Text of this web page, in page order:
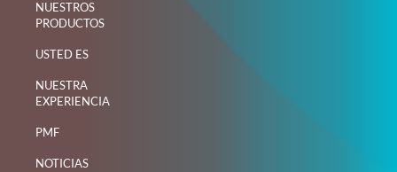
NUESTROS
PRODUCTOS
USTED ES
NUESTRA
EXPERIENCIA
PMF
NOTICIAS